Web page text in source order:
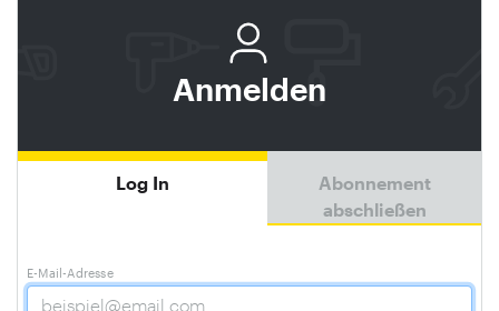
Anmelden
Log In
Abonnement
abschließen
E-Mail-Adresse